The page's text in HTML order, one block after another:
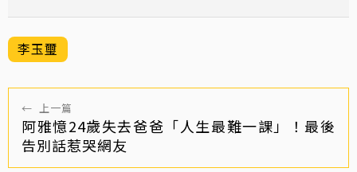
李玉璽
← 上一篇
阿雅憶24歲失去爸爸「人生最難一課」！最後
告別話惹哭網友